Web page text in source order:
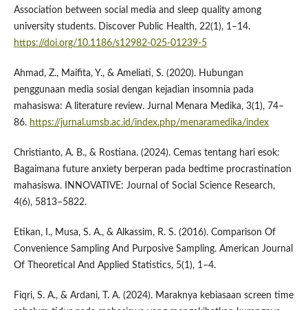
Association between social media and sleep quality among
university students. Discover Public Health, 22(1), 1–14.
https://doi.org/10.1186/s12982-025-01239-5
Ahmad, Z., Maifita, Y., & Ameliati, S. (2020). Hubungan
penggunaan media sosial dengan kejadian insomnia pada
mahasiswa: A literature review. Jurnal Menara Medika, 3(1), 74–
86. https://jurnal.umsb.ac.id/index.php/menaramedika/index
Christianto, A. B., & Rostiana. (2024). Cemas tentang hari esok:
Bagaimana future anxiety berperan pada bedtime procrastination
mahasiswa. INNOVATIVE: Journal of Social Science Research,
4(6), 5813–5822.
Etikan, I., Musa, S. A., & Alkassim, R. S. (2016). Comparison Of
Convenience Sampling And Purposive Sampling. American Journal
Of Theoretical And Applied Statistics, 5(1), 1–4.
Fiqri, S. A., & Ardani, T. A. (2024). Maraknya kebiasaan screen time